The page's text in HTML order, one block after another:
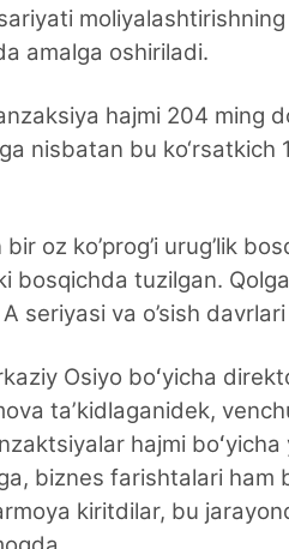
moliyalashtirishning
amalga oshiriladi.
hajmi 204 ming
nisbatan bu ko‘rsatkich
oz ko’prog’i urug’lik
bosqichda tuzilgan.
seriyasi va o’sish
Osiyo boʻyicha
taʼkidlaganidek,
hajmi
biznes farishtalari ham
kiritdilar, bu